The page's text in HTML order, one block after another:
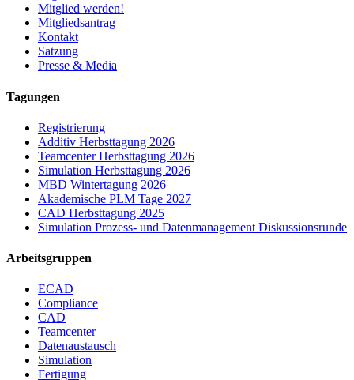
Mitglied werden!
Mitgliedsantrag
Kontakt
Satzung
Presse & Media
Tagungen
Registrierung
Additiv Herbsttagung 2026
Teamcenter Herbsttagung 2026
Simulation Herbsttagung 2026
MBD Wintertagung 2026
Akademische PLM Tage 2027
CAD Herbsttagung 2025
Simulation Prozess- und Datenmanagement Diskussionsrunde
Arbeitsgruppen
ECAD
Compliance
CAD
Teamcenter
Datenaustausch
Simulation
Fertigung